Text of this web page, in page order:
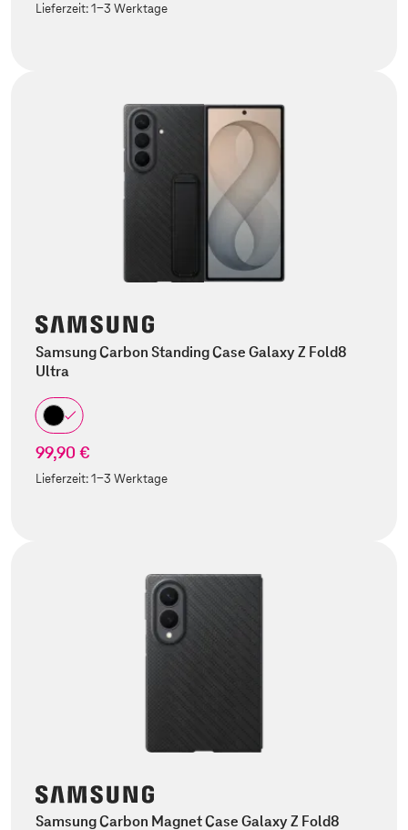
Lieferzeit:1-3 Werktage
Samsung Carbon Standing Case Galaxy Z Fold8
Ultra
99,90 €
Lieferzeit:1-3 Werktage
Samsung Carbon Magnet Case Galaxy Z Fold8